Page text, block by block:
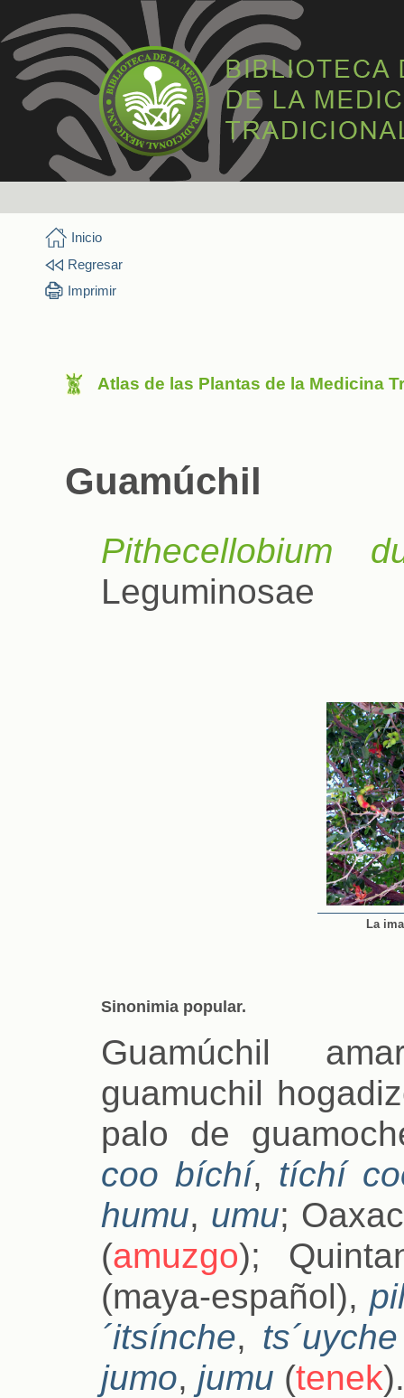
Inicio
Regresar
Imprimir
Atlas de las Plantas de la Medicina
Guamúchil
Pithecellobium
Leguminosae
La
Sinonimia popular.
Guamúchil
guamuchil
palo de
coo bíchí, tíchí
humu, umu;
(amuzgo);
(maya-español),
´itsínche, ts´uyche
jumo, jumu (tenek).